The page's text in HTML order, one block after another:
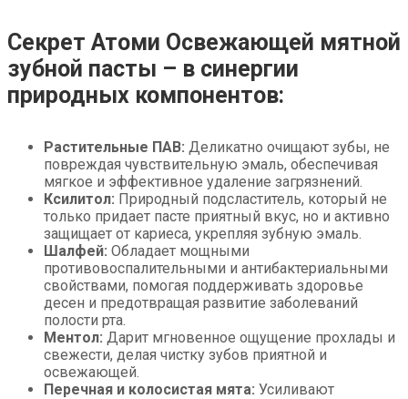
Секрет Атоми Освежающей мятной
зубной пасты – в синергии
природных компонентов:
Растительные ПАВ: Деликатно очищают зубы, не
повреждая чувствительную эмаль, обеспечивая
мягкое и эффективное удаление загрязнений.
Ксилитол: Природный подсластитель, который не
только придает пасте приятный вкус, но и активно
защищает от кариеса, укрепляя зубную эмаль.
Шалфей: Обладает мощными
противовоспалительными и антибактериальными
свойствами, помогая поддерживать здоровье
десен и предотвращая развитие заболеваний
полости рта.
Ментол: Дарит мгновенное ощущение прохлады и
свежести, делая чистку зубов приятной и
освежающей.
Перечная и колосистая мята: Усиливают